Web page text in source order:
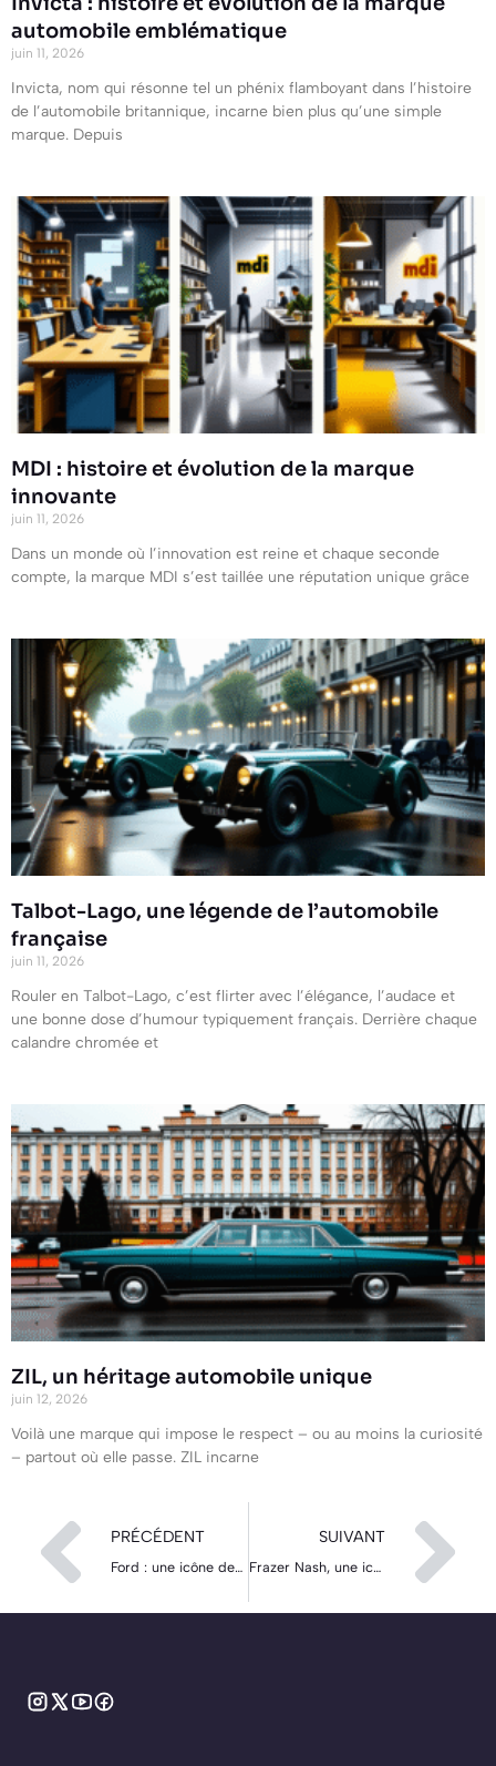
automobile emblématique
juin 11, 2026
Invicta, nom qui résonne tel un phénix flamboyant dans l’histoire
de l’automobile britannique, incarne bien plus qu’une simple
marque. Depuis
MDI : histoire et évolution de la marque
innovante
juin 11, 2026
Dans un monde où l’innovation est reine et chaque seconde
compte, la marque MDI s’est taillée une réputation unique grâce
Talbot-Lago, une légende de l’automobile
française
juin 11, 2026
Rouler en Talbot-Lago, c’est flirter avec l’élégance, l’audace et
une bonne dose d’humour typiquement français. Derrière chaque
calandre chromée et
ZIL, un héritage automobile unique
juin 12, 2026
Voilà une marque qui impose le respect – ou au moins la curiosité
– partout où elle passe. ZIL incarne
PRÉCÉDENT
Ford : une icône de l’automobile au fil du temps
SUIVANT
Frazer Nash, une icône britannique à redécouvrir